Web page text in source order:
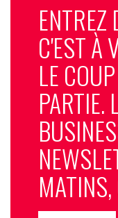
ENTREZ
C'EST À
LE
PARTIE.